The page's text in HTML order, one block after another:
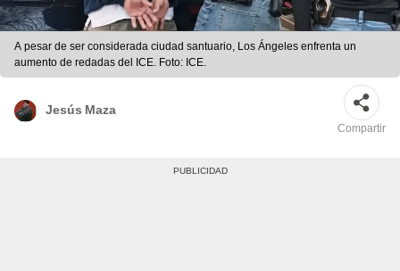
A pesar de ser considerada ciudad santuario, Los Ángeles enfrenta un
aumento de redadas del ICE. Foto: ICE.
Jesús Maza
Compartir